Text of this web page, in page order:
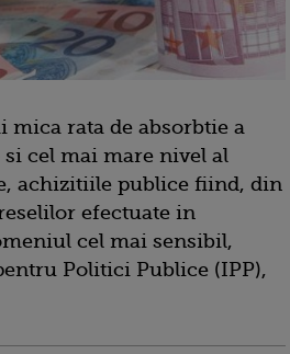
mica rata de absorbtie a
cel mai mare nivel al
achizitiile publice fiind, din
efectuate in
cel mai sensibil,
Politici Publice (IPP),